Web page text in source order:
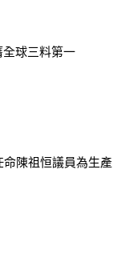
球三料第一
陳祖恒議員為生產